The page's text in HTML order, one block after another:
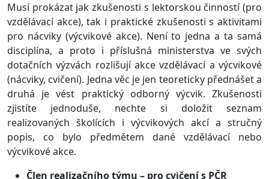
Musí prokázat jak zkušenosti s lektorskou činností (pro
vzdělávací akce), tak i praktické zkušenosti s aktivitami
pro nácviky (výcvikové akce). Není to jedna a ta samá
disciplína, a proto i příslušná ministerstva ve svých
dotačních výzvách rozlišují akce vzdělávací a výcvikové
(nácviky, cvičení). Jedna věc je jen teoreticky přednášet a
druhá je vést praktický odborný výcvik. Zkušenosti
zjistíte jednoduše, nechte si doložit seznam
realizovaných školících i výcvikových akcí a stručný
popis, co bylo předmětem dané vzdělávací nebo
výcvikové akce.
Člen realizačního týmu – pro cvičení s PČR